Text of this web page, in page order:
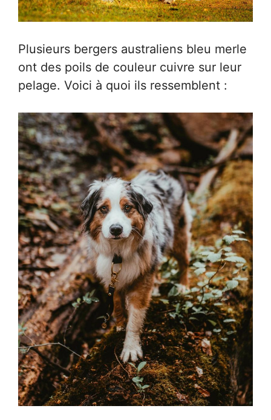
Plusieurs bergers australiens bleu merle
ont des poils de couleur cuivre sur leur
pelage. Voici à quoi ils ressemblent :